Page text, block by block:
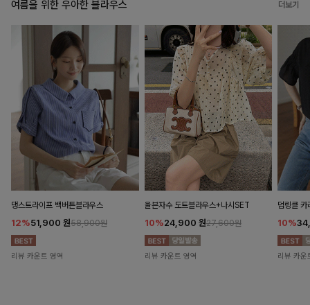
여름을 위한 우아한 블라우스 더보기
댕스트라이프 백버튼블라우스
12%51,900 원58,900원
리뷰 카운트 영역
율븐자수 도트블라우스+나시SET
10%24,900 원27,600원
리뷰 카운트 영역
덤링클 카
10%
리뷰 카운